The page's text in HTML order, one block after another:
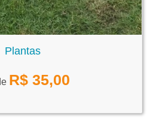
Plantas
R$ 35,00